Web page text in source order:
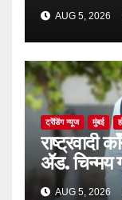
AUG 5, 2026
ट्रेंडिंग न्यूज मुंबई
राष्ट्रवादी
ॲड. चिन्मय
AUG 5, 2026